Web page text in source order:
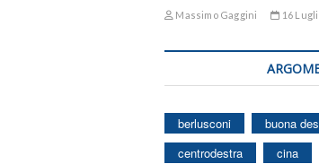
Massimo Gaggini 16
berlusconi buona
centrodestra
cina